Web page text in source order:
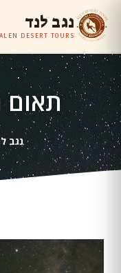
נגב לנד
ALEN DESERT TOURS
תאום
נגב